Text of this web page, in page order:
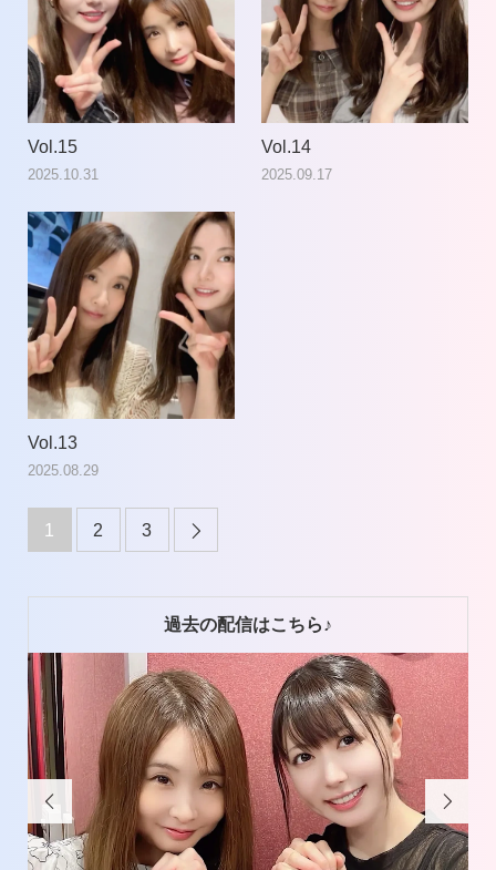
Vol.15
2025.10.31
Vol.14
2025.09.17
Vol.13
2025.08.29
1 2 3 
過去の配信はこちら♪
 